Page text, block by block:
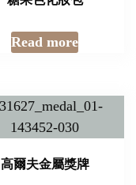
Read more
高爾夫金屬獎牌